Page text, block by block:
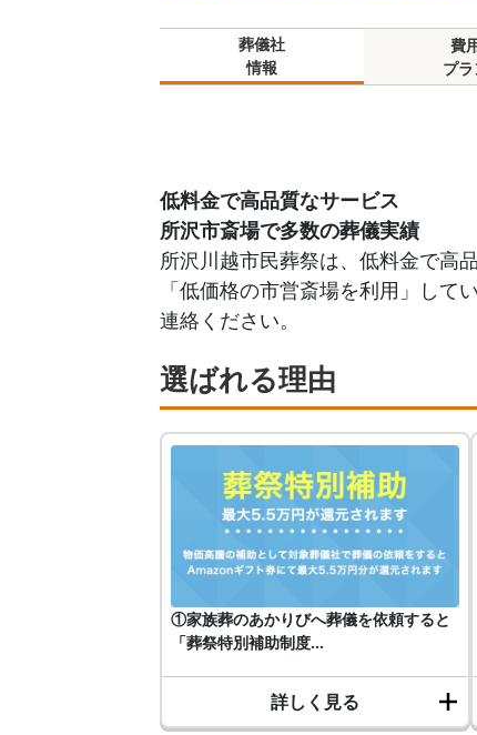
葬儀社
情報
費
プ
低料金で高品質なサービス
所沢市斎場で多数の葬儀実績
所沢川越市民葬祭は、低料金で高
「低価格の市営斎場を利用」し
連絡ください。
選ばれる理由
①家族葬のあかりびへ葬儀を依頼すると
「葬祭特別補助制度...
詳しく見る